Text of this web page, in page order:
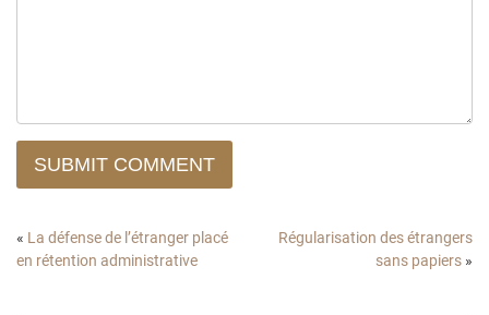
SUBMIT COMMENT
« La défense de l’étranger placé
en rétention administrative
Régularisation des étrangers
sans papiers »